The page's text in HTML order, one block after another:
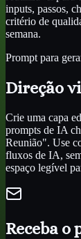
inputs, passos,
critério de
semana.
Prompt para
Direção
Crie uma capa
prompts de IA
Reunião". Use
fluxos de IA,
espaço legível
Receba o